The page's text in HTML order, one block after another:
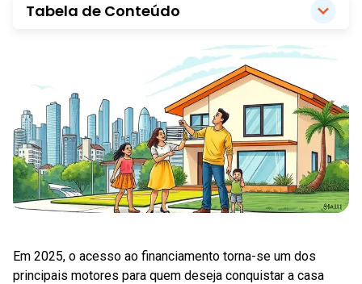
Tabela de Conteúdo
Em 2025, o acesso ao financiamento torna-se um dos
principais motores para quem deseja conquistar a casa